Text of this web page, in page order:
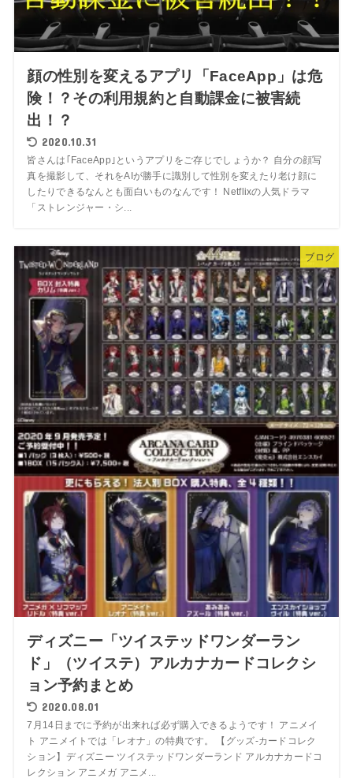
顔の性別を変えるアプリ「FaceApp」は危
険！？その利用規約と自動課金に被害続
出！？
2020.10.31
皆さんは｢FaceApp｣というアプリをご存じでしょうか？ 自分の顔写
真を撮影して、それをAIが勝手に識別して性別を変えたり老け顔に
したりできるなんとも面白いものなんです！ Netflixの人気ドラマ
「ストレンジャー・シ...
ブログ
ディズニー「ツイステッドワンダーラン
ド」（ツイステ）アルカナカードコレクシ
ョン予約まとめ
2020.08.01
7月14日までに予約が出来れば必ず購入できるようです！ アニメイ
ト アニメイトでは「レオナ」の特典です。 【グッズ-カードコレク
ション】ディズニー ツイステッドワンダーランド アルカナカードコ
レクション アニメガ アニメ...